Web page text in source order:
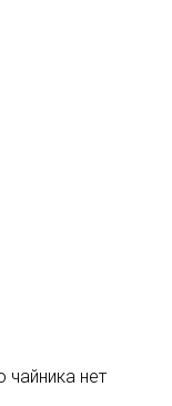
чайника нет